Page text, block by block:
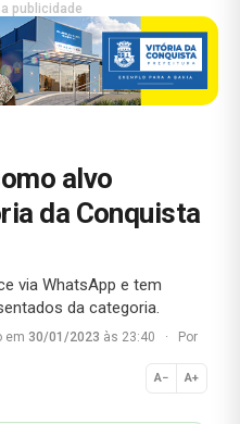
publicidade
alvo
da Conquista
via WhatsApp e tem
da categoria.
em 30/01/2023 às 23:40 ·
Por
A− A+
Normal